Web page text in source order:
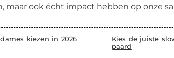
ook écht impact hebben op onze
kiezen in 2026
Kies de juiste
paard